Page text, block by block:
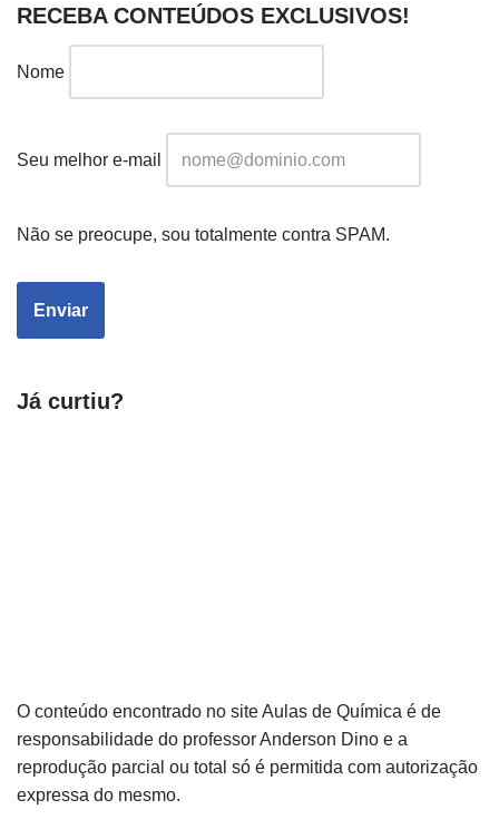
RECEBA CONTEÚDOS EXCLUSIVOS!
Nome
Seu melhor e-mail
Não se preocupe, sou totalmente contra SPAM.
Já curtiu?
O conteúdo encontrado no site Aulas de Química é de
responsabilidade do professor Anderson Dino e a
reprodução parcial ou total só é permitida com autorização
expressa do mesmo.